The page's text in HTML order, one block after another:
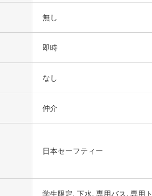
無し
即時
なし
仲介
日本セーフティー